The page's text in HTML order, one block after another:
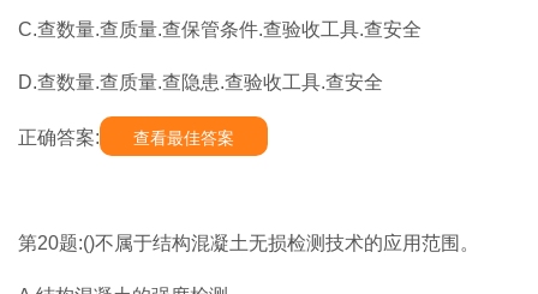
C.查数量.查质量.查保管条件.查验收工具.查安全
D.查数量.查质量.查隐患.查验收工具.查安全
正确答案: 查看最佳答案
第20题:()不属于结构混凝土无损检测技术的应用范围。